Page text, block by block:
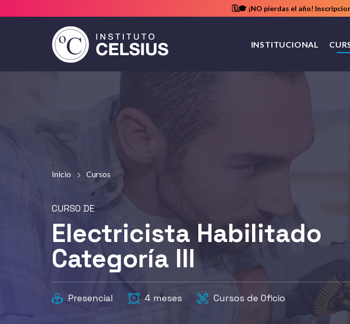
🗓️🎓 ¡NO pierdas el año!
Instituto
Celsius
INSTITUCIONAL
Inicio Cursos
Electricista Habilitado
Categoría III
Presencial 4 meses Cursos de Oficio